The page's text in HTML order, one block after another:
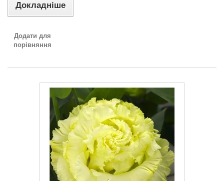
Докладніше
Додати для
порівняння